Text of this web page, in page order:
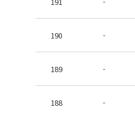
190 -
189 -
188 -